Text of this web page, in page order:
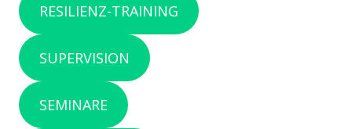
RESILIENZ-TRAINING
SUPERVISION
SEMINARE